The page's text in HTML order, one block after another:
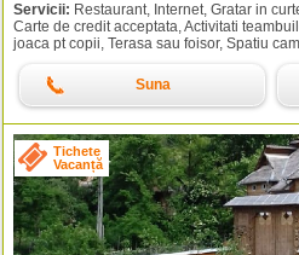
Servicii: Restaurant, Internet, Gratar in
Carte de credit acceptata, Activitati
joaca pt copii, Terasa sau foisor, Spatiu
Suna
Tichete
Vacanță